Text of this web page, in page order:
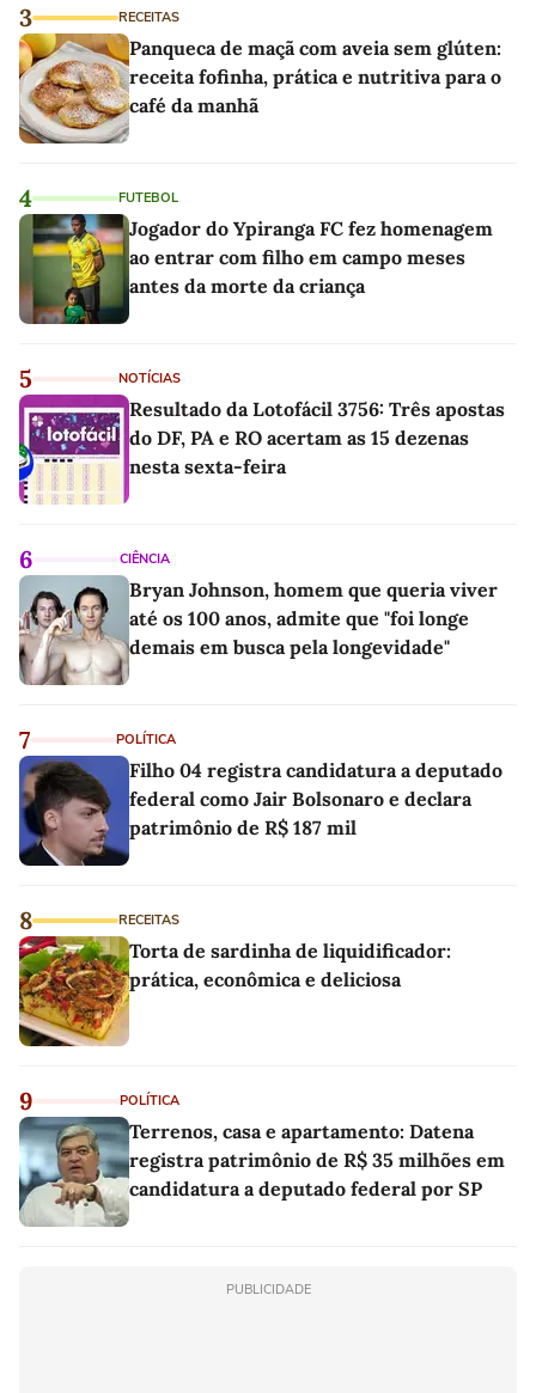
3 RECEITAS
Panqueca de maçã com aveia sem glúten:
receita fofinha, prática e nutritiva para o
café da manhã
4 FUTEBOL
Jogador do Ypiranga FC fez homenagem
ao entrar com filho em campo meses
antes da morte da criança
5 NOTÍCIAS
Resultado da Lotofácil 3756: Três apostas
do DF, PA e RO acertam as 15 dezenas
nesta sexta-feira
6 CIÊNCIA
Bryan Johnson, homem que queria viver
até os 100 anos, admite que "foi longe
demais em busca pela longevidade"
7 POLÍTICA
Filho 04 registra candidatura a deputado
federal como Jair Bolsonaro e declara
patrimônio de R$ 187 mil
8 RECEITAS
Torta de sardinha de liquidificador:
prática, econômica e deliciosa
9 POLÍTICA
Terrenos, casa e apartamento: Datena
registra patrimônio de R$ 35 milhões em
candidatura a deputado federal por SP
PUBLICIDADE